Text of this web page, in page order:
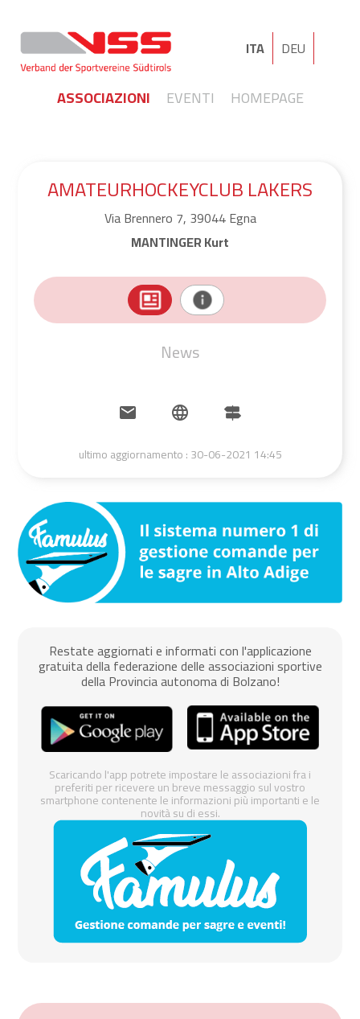
ITA DEU
ASSOCIAZIONI EVENTI HOMEPAGE
AMATEURHOCKEYCLUB LAKERS
Via Brennero 7, 39044 Egna
MANTINGER Kurt
News
ultimo aggiornamento :30-06-2021 14:45
Restate aggiornati e informati con l'applicazione
gratuita della federazione delle associazioni sportive
della Provincia autonoma di Bolzano!
Scaricando l'app potrete impostare le associazioni fra i
preferiti per ricevere un breve messaggio sul vostro
smartphone contenente le informazioni più importanti e le
novità su di essi.